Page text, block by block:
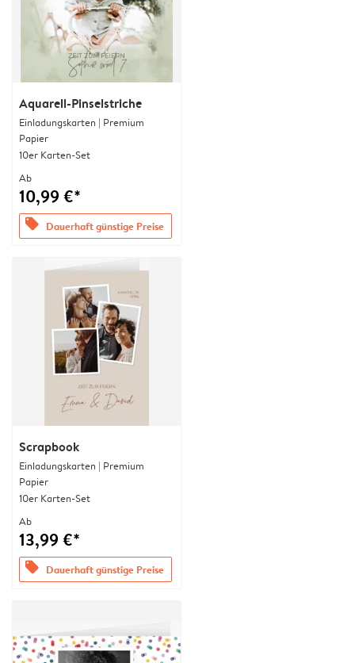
Aquarell-Pinselstriche
Einladungskarten | Premium
Papier
10er Karten-Set
Ab
10,99 €*
offers Dauerhaft günstige Preise
Scrapbook
Einladungskarten | Premium
Papier
10er Karten-Set
Ab
13,99 €*
offers Dauerhaft günstige Preise